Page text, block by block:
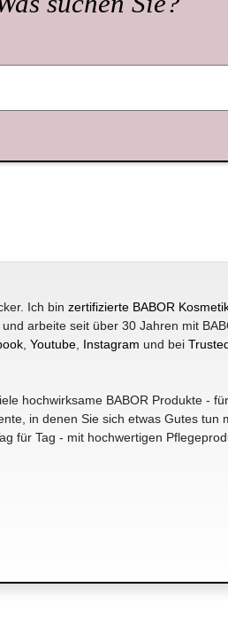
Ich bin zertifizierte BABOR
arbeite seit über 30 Jahren mit
, Youtube, Instagram und bei
hochwirksame BABOR Produkte -
in denen Sie sich etwas Gutes tun
für Tag - mit hochwertigen